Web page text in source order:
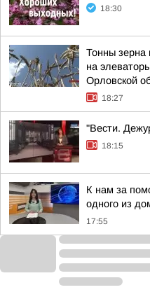
18:30
Тонны зерна
на
Орловской
18:27
"Вести.
18:15
К нам за
одного из
17:55